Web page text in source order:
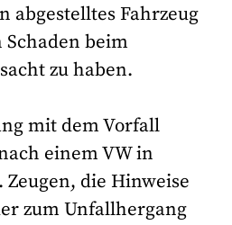
abgestelltes Fahrzeug
beim
zu haben.
mit dem Vorfall
einem VW in
die Hinweise
zum Unfallhergang